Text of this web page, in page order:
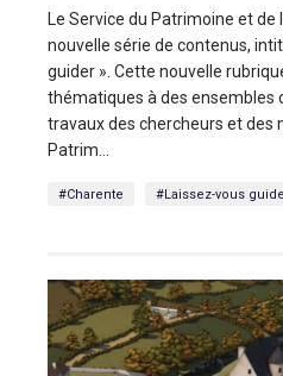
Le Service du Patrimoine et de
nouvelle série de contenus,
guider ». Cette nouvelle
thématiques à des ensembles
travaux des chercheurs et des
Patrim...
#Charente #Laissez-vous